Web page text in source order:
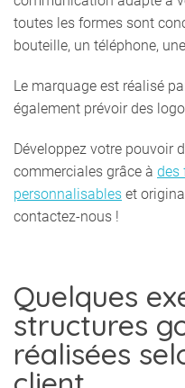
toutes les formes sont
bouteille, un téléphone,
Le marquage est réalisé
également prévoir des
Développez votre pouvoir
commerciales grâce à des
personnalisables et
contactez-nous !
Quelques
structures
réalisées